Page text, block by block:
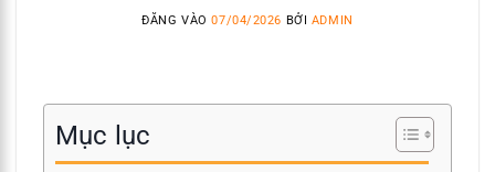
ĐĂNG VÀO07/04/2026 BỞI ADMIN
Mục lục